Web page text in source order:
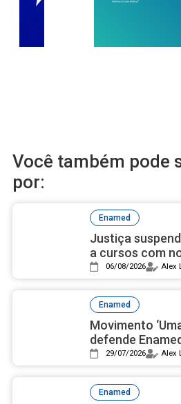
Você também pode
por:
Enamed
Justiça
a cursos com
Enamed
06/08/2026 Alex
Enamed
Movimento
defende
exame para
29/07/2026 Alex
Enamed